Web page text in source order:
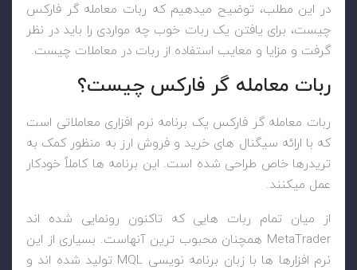
در این مطلب، توضیح میدهیم که ربات معامله گر فارکس
چیست، برای یافتن یک ربات خوب چه مواردی را باید در نظر
گرفت و مزایا و معایب استفاده از ربات در معاملات چیست.
ربات معامله گر فارکس چیست؟
ربات معامله گر فارکس یک برنامه نرم افزاری معاملاتی است
که با ارائه سیگنال های خرید و فروش ارز به منظور کمک به
تریدرها خاص طراحی شده است. این برنامه ها کاملاً خودکار
عمل میکنند.
از میان تمام ربات هایی که تاکنون رونمایی شده اند
MetaTrader همچنان محبوب ترین آنهاست. بسیاری از این
نرم افزارها ها با زبان برنامه نویسی MQL تولید شده اند و